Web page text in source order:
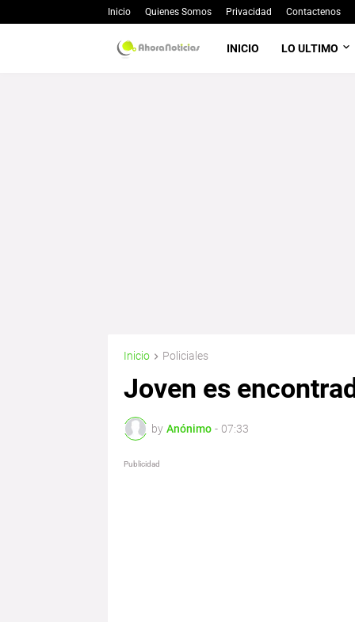
Inicio Quienes Somos Privacidad Contactenos
INICIO LO ULTIMO
Inicio Policiales
Joven es
by Anónimo - 07:33
Publicidad